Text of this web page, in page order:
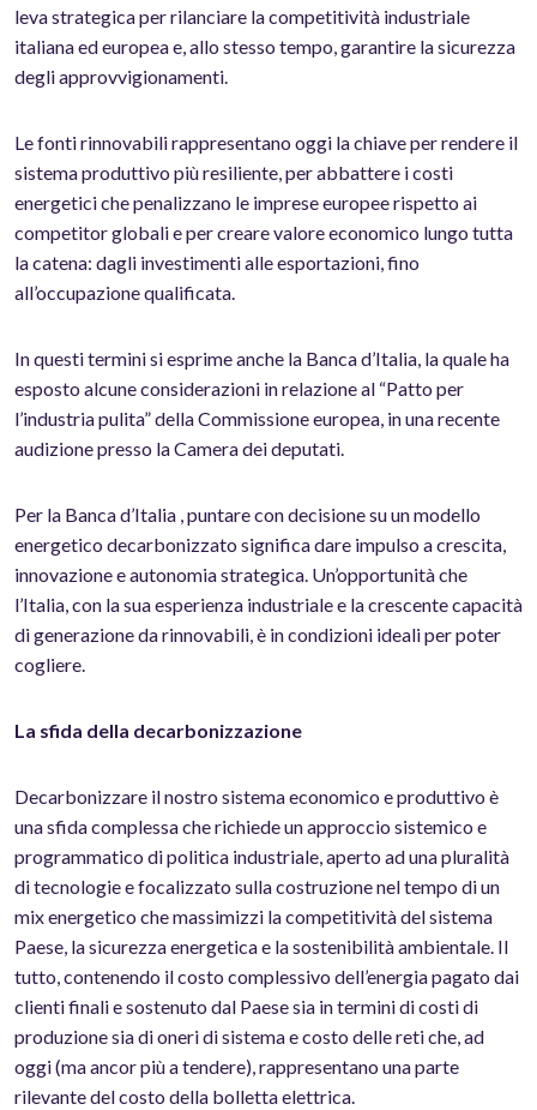
leva strategica per rilanciare la competitività industriale
italiana ed europea e, allo stesso tempo, garantire la sicurezza
degli approvvigionamenti.
Le fonti rinnovabili rappresentano oggi la chiave per rendere il
sistema produttivo più resiliente, per abbattere i costi
energetici che penalizzano le imprese europee rispetto ai
competitor globali e per creare valore economico lungo tutta
la catena: dagli investimenti alle esportazioni, fino
all’occupazione qualificata.
In questi termini si esprime anche la Banca d’Italia, la quale ha
esposto alcune considerazioni in relazione al “Patto per
l’industria pulita” della Commissione europea, in una recente
audizione presso la Camera dei deputati.
Per la Banca d’Italia , puntare con decisione su un modello
energetico decarbonizzato significa dare impulso a crescita,
innovazione e autonomia strategica. Un’opportunità che
l’Italia, con la sua esperienza industriale e la crescente capacità
di generazione da rinnovabili, è in condizioni ideali per poter
cogliere.
La sfida della decarbonizzazione
Decarbonizzare il nostro sistema economico e produttivo è
una sfida complessa che richiede un approccio sistemico e
programmatico di politica industriale, aperto ad una pluralità
di tecnologie e focalizzato sulla costruzione nel tempo di un
mix energetico che massimizzi la competitività del sistema
Paese, la sicurezza energetica e la sostenibilità ambientale. Il
tutto, contenendo il costo complessivo dell’energia pagato dai
clienti finali e sostenuto dal Paese sia in termini di costi di
produzione sia di oneri di sistema e costo delle reti che, ad
oggi (ma ancor più a tendere), rappresentano una parte
rilevante del costo della bolletta elettrica.